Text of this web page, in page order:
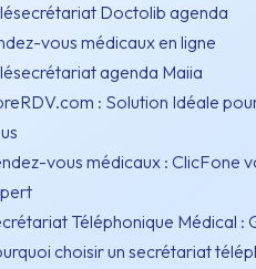
Doctolib agenda
vous médicaux en ligne
agenda Maiia
: Solution Idéale
vous médicaux : ClicFone
Téléphonique Médical :
choisir un secrétariat